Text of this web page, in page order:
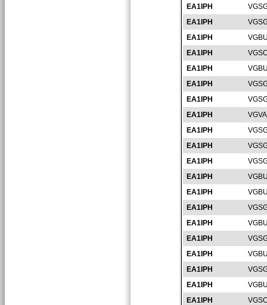
EA1IPH
EA1IPH
EA1IPH
EA1IPH
EA1IPH
EA1IPH
EA1IPH
EA1IPH
EA1IPH
EA1IPH
EA1IPH
EA1IPH
EA1IPH
EA1IPH
EA1IPH
EA1IPH
EA1IPH
EA1IPH
EA1IPH
EA1IPH